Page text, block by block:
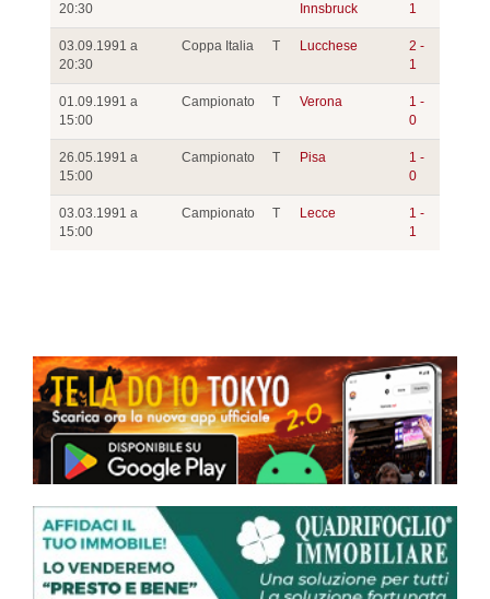
20:30
Innsbruck
1
03.09.1991 a
20:30
Coppa Italia T Lucchese
2 -
1
01.09.1991 a
15:00
Campionato T Verona
1 -
0
26.05.1991 a
15:00
Campionato T Pisa
1 -
0
03.03.1991 a
15:00
Campionato T Lecce
1 -
1